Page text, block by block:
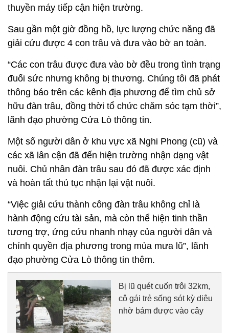
thuyền máy tiếp cận hiện trường.
Sau gần một giờ đồng hồ, lực lượng chức năng đã
giải cứu được 4 con trâu và đưa vào bờ an toàn.
“Các con trâu được đưa vào bờ đều trong tình trạng
đuối sức nhưng không bị thương. Chúng tôi đã phát
thông báo trên các kênh địa phương để tìm chủ sở
hữu đàn trâu, đồng thời tổ chức chăm sóc tạm thời”,
lãnh đạo phường Cửa Lò thông tin.
Một số người dân ở khu vực xã Nghi Phong (cũ) và
các xã lân cận đã đến hiện trường nhận dạng vật
nuôi. Chủ nhân đàn trâu sau đó đã được xác định
và hoàn tất thủ tục nhận lại vật nuôi.
“Việc giải cứu thành công đàn trâu không chỉ là
hành động cứu tài sản, mà còn thể hiện tinh thần
tương trợ, ứng cứu nhanh nhạy của người dân và
chính quyền địa phương trong mùa mưa lũ”, lãnh
đạo phường Cửa Lò thông tin thêm.
Bị lũ quét cuốn trôi 32km,
cô gái trẻ sống sót kỳ diệu
nhờ bám được vào cây